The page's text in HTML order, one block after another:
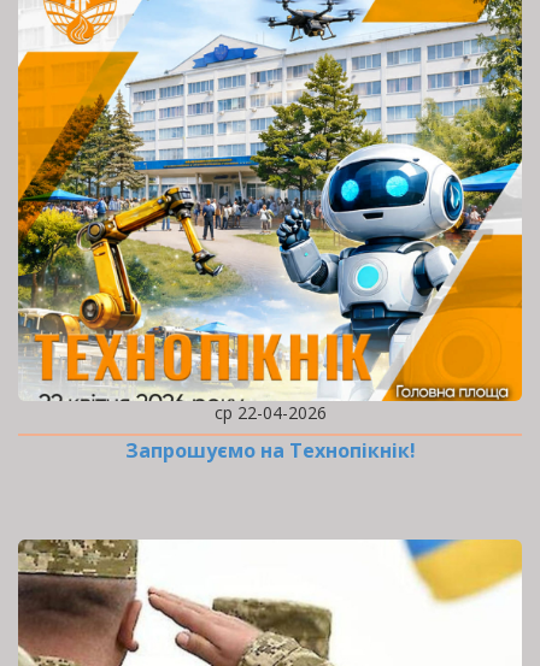
ср 22-04-2026
Запрошуємо на Технопікнік!